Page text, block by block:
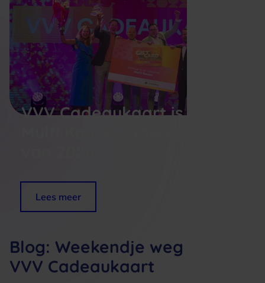
VVV Cadeaukaart is dé
Lees meer
Blog: Weekendje weg met de
VVV Cadeaukaart